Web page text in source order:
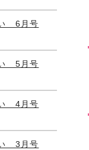
6月号
5月号
4月号
3月号